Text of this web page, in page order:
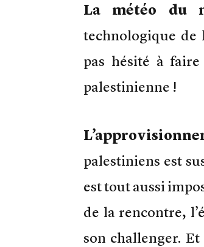
La météo du
technologique de
pas hésité à
palestinienne !
palestiniens est
est tout aussi
de la rencontre,
son challenger.